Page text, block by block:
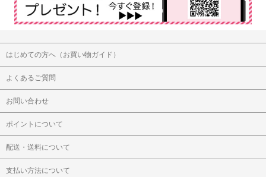
はじめての方へ（お買い物ガイド）
よくあるご質問
お問い合わせ
ポイントについて
配送・送料について
支払い方法について